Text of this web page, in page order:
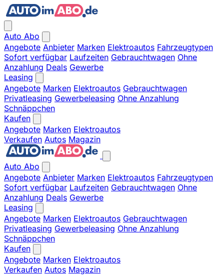
Auto Abo
Angebote Anbieter Marken Elektroautos Fahrzeugtypen
Sofort verfügbar Laufzeiten Gebrauchtwagen Ohne
Anzahlung Deals Gewerbe
Leasing
Angebote Marken Elektroautos Gebrauchtwagen
Privatleasing Gewerbeleasing Ohne Anzahlung
Schnäppchen
Kaufen
Angebote Marken Elektroautos
Verkaufen Autos Magazin
Auto Abo
Angebote Anbieter Marken Elektroautos Fahrzeugtypen
Sofort verfügbar Laufzeiten Gebrauchtwagen Ohne
Anzahlung Deals Gewerbe
Leasing
Angebote Marken Elektroautos Gebrauchtwagen
Privatleasing Gewerbeleasing Ohne Anzahlung
Schnäppchen
Kaufen
Angebote Marken Elektroautos
Verkaufen Autos Magazin